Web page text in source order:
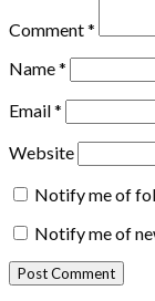
Comment*
Name*
Email*
Website
Notify me of
Notify me of